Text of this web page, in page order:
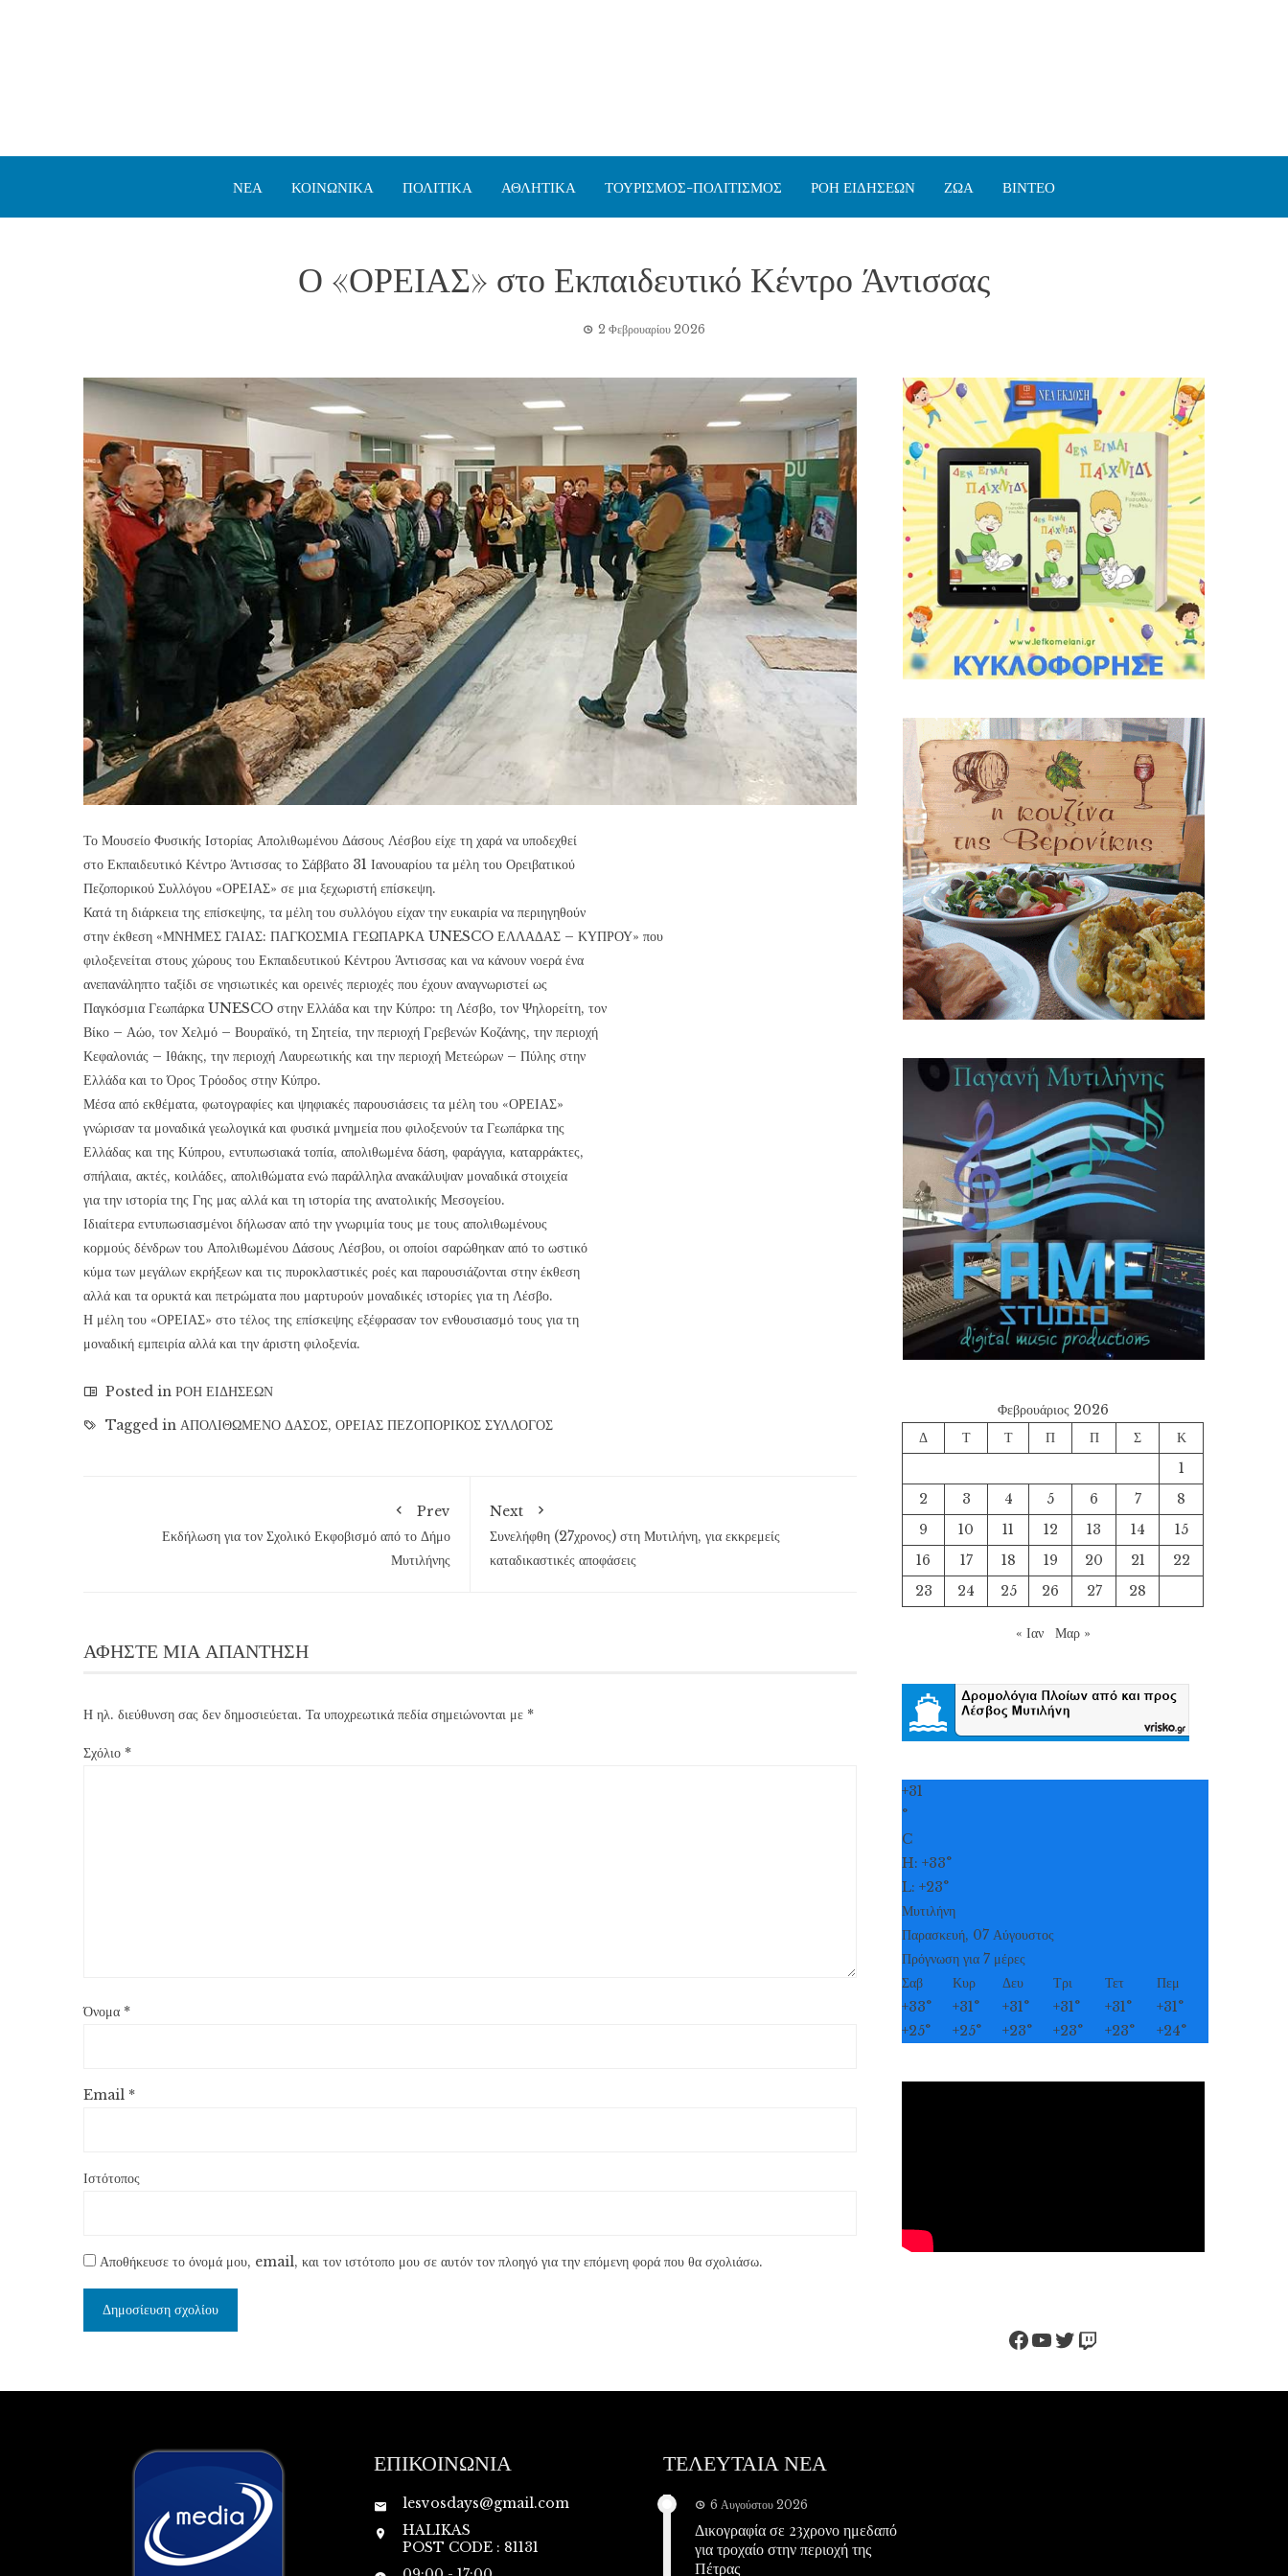
ΝΕΑ ΚΟΙΝΩΝΙΚΑ ΠΟΛΙΤΙΚΑ ΑΘΛΗΤΙΚΑ ΤΟΥΡΙΣΜΟΣ-ΠΟΛΙΤΙΣΜΟΣ ΡΟΗ ΕΙΔΗΣΕΩΝ ΖΩΑ ΒΙΝΤΕΟ
Ο «ΟΡΕΙΑΣ» στο Εκπαιδευτικό Κέντρο Άντισσας
2 Φεβρουαρίου 2026
Το Μουσείο Φυσικής Ιστορίας Απολιθωμένου Δάσους Λέσβου είχε τη χαρά να υποδεχθεί
στο Εκπαιδευτικό Κέντρο Άντισσας το Σάββατο 31 Ιανουαρίου τα μέλη του Ορειβατικού
Πεζοπορικού Συλλόγου «ΟΡΕΙΑΣ» σε μια ξεχωριστή επίσκεψη.
Κατά τη διάρκεια της επίσκεψης, τα μέλη του συλλόγου είχαν την ευκαιρία να περιηγηθούν
στην έκθεση «ΜΝΗΜΕΣ ΓΑΙΑΣ: ΠΑΓΚΟΣΜΙΑ ΓΕΩΠΑΡΚΑ UNESCO ΕΛΛΑΔΑΣ – ΚΥΠΡΟΥ» που
φιλοξενείται στους χώρους του Εκπαιδευτικού Κέντρου Άντισσας και να κάνουν νοερά ένα
ανεπανάληπτο ταξίδι σε νησιωτικές και ορεινές περιοχές που έχουν αναγνωριστεί ως
Παγκόσμια Γεωπάρκα UNESCO στην Ελλάδα και την Κύπρο: τη Λέσβο, τον Ψηλορείτη, τον
Βίκο – Αώο, τον Χελμό – Βουραϊκό, τη Σητεία, την περιοχή Γρεβενών Κοζάνης, την περιοχή
Κεφαλονιάς – Ιθάκης, την περιοχή Λαυρεωτικής και την περιοχή Μετεώρων – Πύλης στην
Ελλάδα και το Όρος Τρόοδος στην Κύπρο.
Μέσα από εκθέματα, φωτογραφίες και ψηφιακές παρουσιάσεις τα μέλη του «ΟΡΕΙΑΣ»
γνώρισαν τα μοναδικά γεωλογικά και φυσικά μνημεία που φιλοξενούν τα Γεωπάρκα της
Ελλάδας και της Κύπρου, εντυπωσιακά τοπία, απολιθωμένα δάση, φαράγγια, καταρράκτες,
σπήλαια, ακτές, κοιλάδες, απολιθώματα ενώ παράλληλα ανακάλυψαν μοναδικά στοιχεία
για την ιστορία της Γης μας αλλά και τη ιστορία της ανατολικής Μεσογείου.
Ιδιαίτερα εντυπωσιασμένοι δήλωσαν από την γνωριμία τους με τους απολιθωμένους
κορμούς δένδρων του Απολιθωμένου Δάσους Λέσβου, οι οποίοι σαρώθηκαν από το ωστικό
κύμα των μεγάλων εκρήξεων και τις πυροκλαστικές ροές και παρουσιάζονται στην έκθεση
αλλά και τα ορυκτά και πετρώματα που μαρτυρούν μοναδικές ιστορίες για τη Λέσβο.
Η μέλη του «ΟΡΕΙΑΣ» στο τέλος της επίσκεψης εξέφρασαν τον ενθουσιασμό τους για τη
μοναδική εμπειρία αλλά και την άριστη φιλοξενία.
Posted in ΡΟΗ ΕΙΔΗΣΕΩΝ
Tagged in ΑΠΟΛΙΘΩΜΕΝΟ ΔΑΣΟΣ, ΟΡΕΙΑΣ ΠΕΖΟΠΟΡΙΚΟΣ ΣΥΛΛΟΓΟΣ
Prev
Εκδήλωση για τον Σχολικό Εκφοβισμό από το Δήμο
Μυτιλήνης
Next
Συνελήφθη (27χρονος) στη Μυτιλήνη, για εκκρεμείς
καταδικαστικές αποφάσεις
ΑΦΉΣΤΕ ΜΙΑ ΑΠΆΝΤΗΣΗ
Η ηλ. διεύθυνση σας δεν δημοσιεύεται. Τα υποχρεωτικά πεδία σημειώνονται με *
Σχόλιο *
Όνομα *
Email *
Ιστότοπος
Αποθήκευσε το όνομά μου, email, και τον ιστότοπο μου σε αυτόν τον πλοηγό για την επόμενη φορά που θα σχολιάσω.
Φεβρουάριος 2026
Δ
Τ Τ Π Π Σ
Κ
1
2
3 4 5 6 7
8
9
10 11 12 13 14
15
16
17 18 19 20 21
22
23
24 25 26 27 28
« Ιαν Μαρ »
+31
°
C
H:+33°
L:+23°
Μυτιλήνη
Παρασκευή, 07 Αύγουστος
Πρόγνωση για 7 μέρες
Σαβ
Κυρ Δευ Τρι Τετ
Πεμ
+33° +31° +31° +31° +31° +31°
+25° +25° +23° +23° +23° +24°
Facebook
YouTube
Twitter
Twitch
ΕΠΙΚΟΙΝΩΝΙΑ
lesvosdays@gmail.com
HALIKAS
POST CODE : 81131
ΤΕΛΕΥΤΑΙΑ ΝΕΑ
6 Αυγούστου 2026
Δικογραφία σε 23χρονο ημεδαπό
για τροχαίο στην περιοχή της
Πέτρας